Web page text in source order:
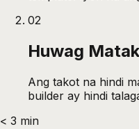
02
Huwag
Ang takot na hindi
builder ay hindi
< 3 min